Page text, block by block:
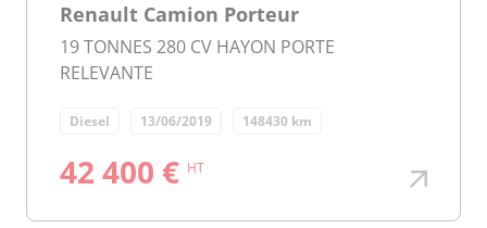
Renault Camion Porteur
19 TONNES 280 CV HAYON PORTE
RELEVANTE
Diesel 13/06/2019 148430 km
42 400 € HT